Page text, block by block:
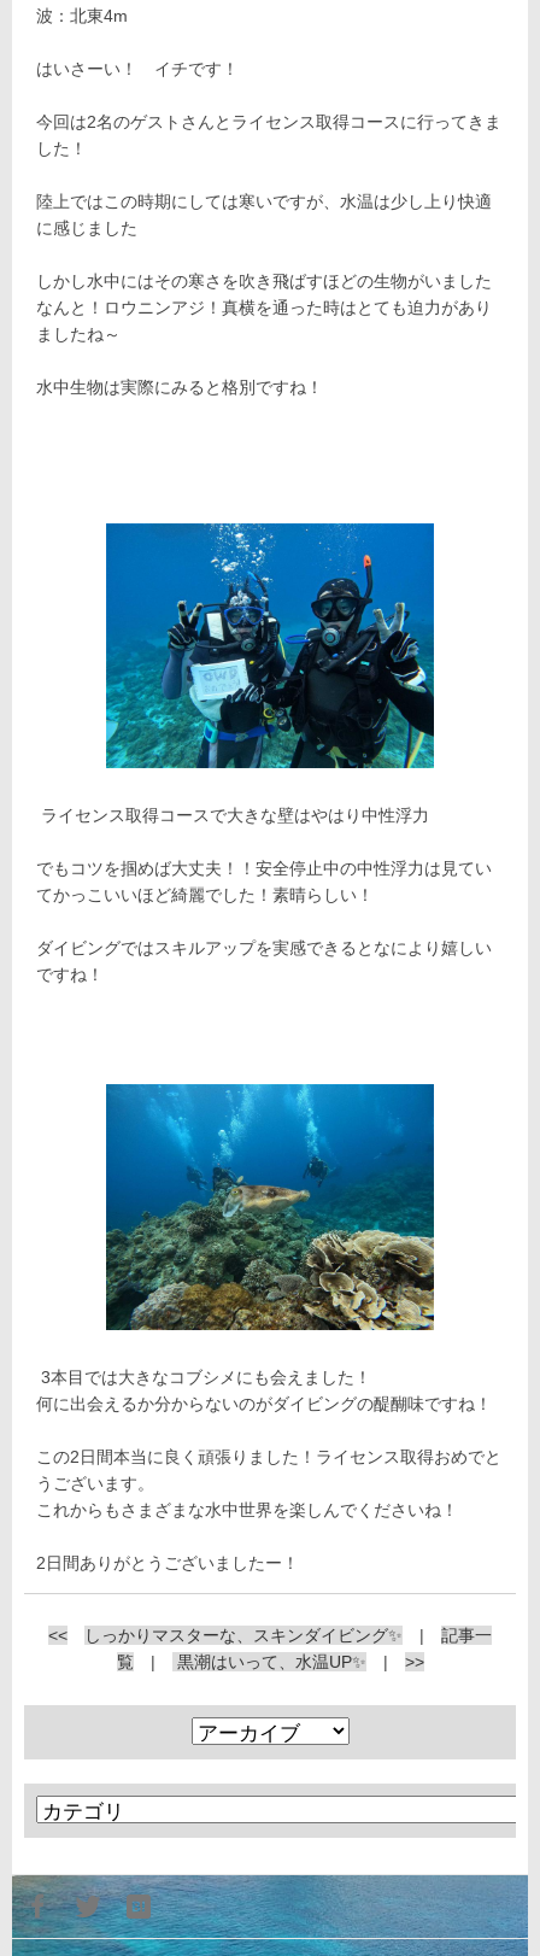
波：北東4m
はいさーい！ イチです！
今回は2名のゲストさんとライセンス取得コースに行ってきま
した！
陸上ではこの時期にしては寒いですが、水温は少し上り快適
に感じました
しかし水中にはその寒さを吹き飛ばすほどの生物がいました
なんと！ロウニンアジ！真横を通った時はとても迫力があり
ましたね～
水中生物は実際にみると格別ですね！
ライセンス取得コースで大きな壁はやはり中性浮力
でもコツを掴めば大丈夫！！安全停止中の中性浮力は見てい
てかっこいいほど綺麗でした！素晴らしい！
ダイビングではスキルアップを実感できるとなにより嬉しい
ですね！
3本目では大きなコブシメにも会えました！
何に出会えるか分からないのがダイビングの醍醐味ですね！
この2日間本当に良く頑張りました！ライセンス取得おめでと
うございます。
これからもさまざまな水中世界を楽しんでくださいね！
2日間ありがとうございましたー！
<< しっかりマスターな、スキンダイビング✨ | 記事一
覧| 黒潮はいって、水温UP✨ | >>